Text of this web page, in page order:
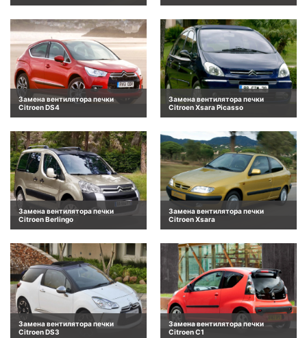
Замена вентилятора печки
Citroen DS4
Замена вентилятора печки
Citroen Xsara Picasso
Замена вентилятора печки
Citroen Berlingo
Замена вентилятора печки
Citroen Xsara
Замена вентилятора печки
Citroen DS3
Замена вентилятора печки
Citroen C1